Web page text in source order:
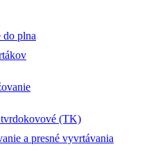
do plna
(TK)
a presné vyvrtávania